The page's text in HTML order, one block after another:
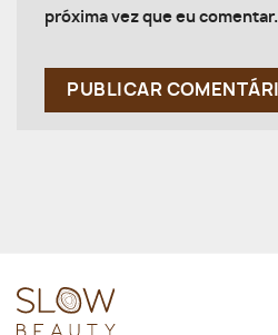
próxima vez que eu comentar.